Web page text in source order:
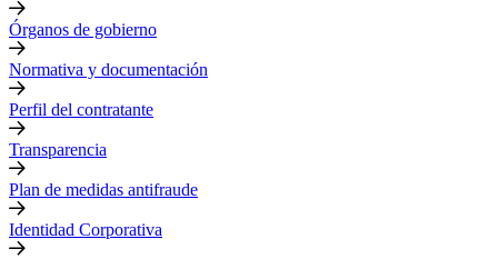
Órganos de gobierno
Normativa y documentación
Perfil del contratante
Transparencia
Plan de medidas antifraude
Identidad Corporativa